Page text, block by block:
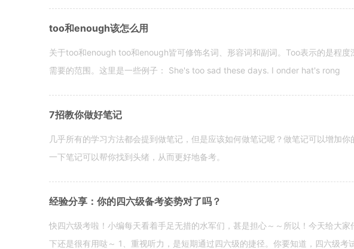
too和enough该怎么用
关于too和enough too和enough皆可修饰名词、形容词和副词。Too表示的是程
需要的范围。这里是一些例子： She's too sad these days. I onder hat's rong
7招教你做好笔记
几乎所有的学习方法都会提到做笔记，但是应该如何做笔记呢？做笔记可以增加
一下笔记可以帮你找到头绪，从而更好地备考。
经验分享：你的四六级备考姿势对了吗？
快四六级考啦！小编每天看着手足无措的水军们，甚是担心～～所以！今天给大
下还是很有用哒～ 1、重视听力，是短期通过四六级的捷径。你要知道，四六级考